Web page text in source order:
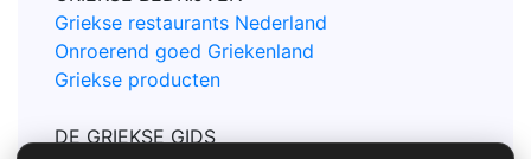
Griekse restaurants Nederland
Onroerend goed Griekenland
Griekse producten
DE GRIEKSE GIDS